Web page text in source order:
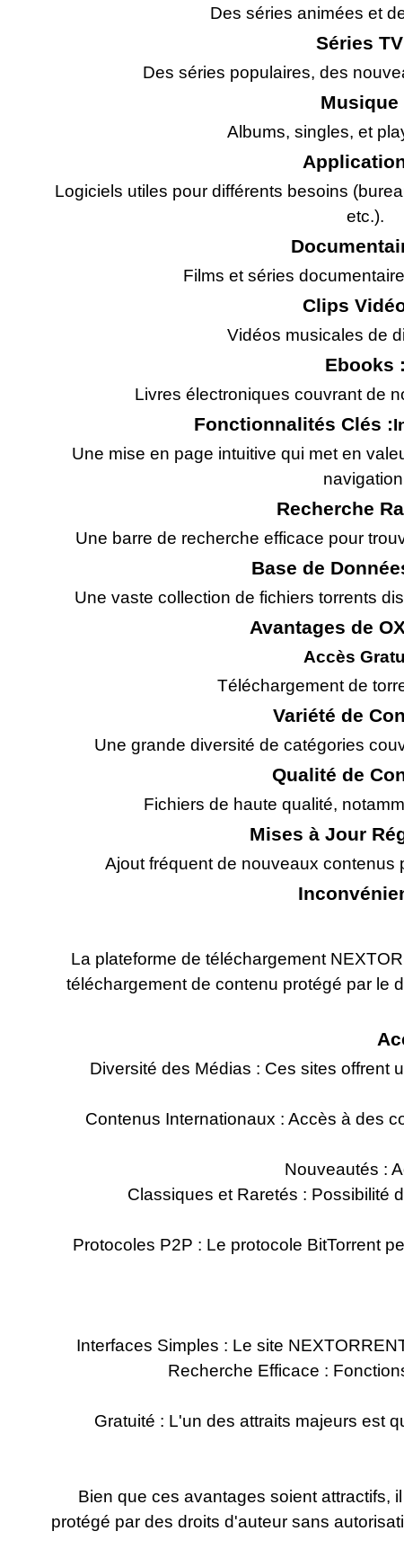
Des séries animées et
Séries
Des séries populaires, des
Musique
Albums, singles, et
Logiciels utiles pour différents besoins
etc.).
Films et séries
Clips
Vidéos musicales de
Ebooks :
Livres électroniques couvrant de
Fonctionnalités Clés :
Une mise en page intuitive qui met en
Recherche
Une barre de recherche efficace pour
Base de
Une vaste collection de fichiers torrents
Avantages de
Accès
Téléchargement de
Variété de
Une grande diversité de catégories
Qualité de
Fichiers de haute qualité,
Mises à Jour
Ajout fréquent de nouveaux contenus
La plateforme de téléchargement
téléchargement de contenu protégé par le
Diversité des Médias : Ces sites offrent
Contenus Internationaux : Accès à des
Nouveautés :
Classiques et Raretés : Possibilité
Protocoles P2P : Le protocole BitTorrent
Interfaces Simples : Le site
Recherche Efficace :
Gratuité : L'un des attraits majeurs est
Bien que ces avantages soient attractifs,
protégé par des droits d'auteur sans